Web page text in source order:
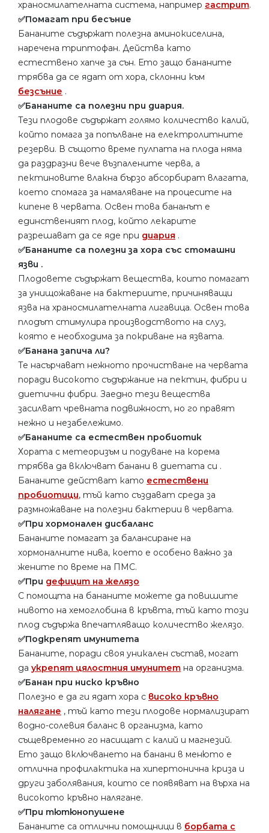
храносмилателната система, например гастрит.
✅Помагат при бесъние
Бананите съдържат полезна аминокиселина,
наречена триптофан. Действа като
естествено хапче за сън. Ето защо бананите
трябва да се ядат от хора, склонни към
безсъние .
✅Бананите са полезни при диария.
Тези плодове съдържат голямо количество калий,
който помага за попълване на електролитните
резерви. В същото време пулпата на плода няма
да раздразни вече възпалените черва, а
пектиновите влакна бързо абсорбират влагата,
което спомага за намаляване на процесите на
кипене в червата. Освен това бананът е
единственият плод, който лекарите
разрешават да се яде при диария .
✅Бананите са полезни за хора със стомашни
язви .
Плодовете съдържат вещества, които помагат
за унищожаване на бактериите, причиняващи
язва на храносмилателната лигавица. Освен това
плодът стимулира производството на слуз,
която е необходима за покриване на язвата.
✅Банана запича ли?
Те насърчават нежното прочистване на червата
поради високото съдържание на пектин, фибри и
диетични фибри. Заедно тези вещества
засилват чревната подвижност, но го правят
нежно и незабележимо.
✅Бананите са естествен пробиотик
Хората с метеоризъм и подуване на корема
трябва да включват банани в диетата си .
Бананите действат като естествени
пробиотици, тъй като създават среда за
размножаване на полезни бактерии в червата.
✅При хормонален дисбаланс
Бананите помагат за балансиране на
хормоналните нива, което е особено важно за
жените по време на ПМС.
✅При дефицит на желязо
С помощта на бананите можете да повишите
нивото на хемоглобина в кръвта, тъй като този
плод съдържа впечатляващо количество желязо.
✅Подкрепят имунитета
Бананите, поради своя уникален състав, могат
да укрепят цялостния имунитет на организма.
✅Банан при ниско кръвно
Полезно е да ги ядат хора с високо кръвно
налягане , тъй като тези плодове нормализират
водно-солевия баланс в организма, като
същевременно го насищат с калий и магнезий.
Ето защо включването на банани в менюто е
отлична профилактика на хипертонична криза и
други заболявания, които се появяват на върха на
високото кръвно налягане.
✅При тютюнопушене
Бананите са отлични помощници в борбата с